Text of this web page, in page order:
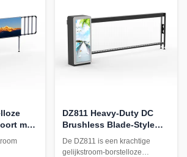
met
DZ811 Heavy-Duty DC
Brushless Blade-Style
Advertising Barrier Gate
De DZ811 is een krachtige
gelijkstroom-borstelloze